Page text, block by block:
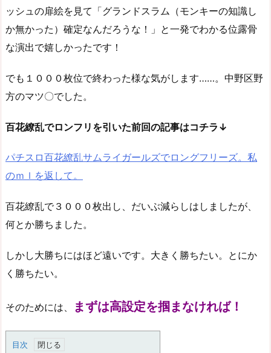
ッシュの扉絵を見て「グランドスラム（モンキーの知識し
か無かった）確定なんだろうな！」と一発でわかる位露骨
な演出で嬉しかったです！
でも１０００枚位で終わった様な気がします……。中野区野
方のマツ〇でした。
百花繚乱でロンフリを引いた前回の記事はコチラ↓
パチスロ百花繚乱サムライガールズでロングフリーズ。私
のｍｌを返して。
百花繚乱で３０００枚出し、だいぶ減らしはしましたが、
何とか勝ちました。
しかし大勝ちにはほど遠いです。大きく勝ちたい。とにか
く勝ちたい。
そのためには、 まずは高設定を掴まなければ！
目次